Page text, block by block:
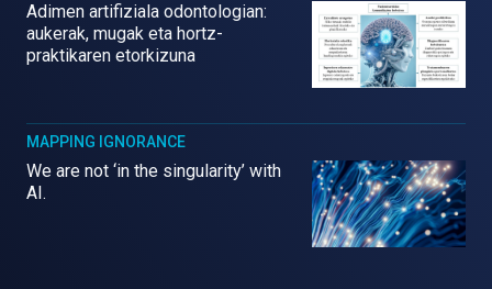
Adimen artifiziala odontologian:
aukerak, mugak eta hortz-
praktikaren etorkizuna
MAPPING IGNORANCE
We are not ‘in the singularity’ with
AI.